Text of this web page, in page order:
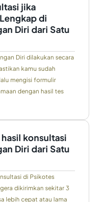
jika
di
Diri dari Satu
Diri dilakukan secara
kamu sudah
mengisi formulir
dengan hasil tes
konsultasi
Diri dari Satu
di Psikotes
dikirimkan sekitar 3
lebih cepat atau lama